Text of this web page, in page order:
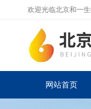
欢迎光临北京和一
网站首页